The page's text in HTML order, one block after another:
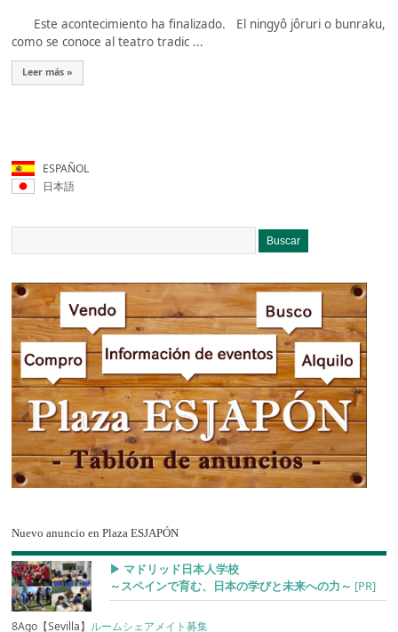
Este acontecimiento ha finalizado. El ningyô jôruri o bunraku,
como se conoce al teatro tradic ...
Leer más »
ESPAÑOL
日本語
Nuevo anuncio en Plaza ESJAPÓN
▶︎ マドリッド日本人学校
～スペインで育む、日本の学びと未来への力～ [PR]
8Ago【Sevilla】 ルームシェアメイト募集